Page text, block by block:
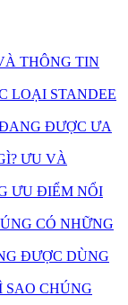
THÔNG TIN
LOẠI STANDEE
ĐƯỢC ƯA
ƯU VÀ
ƯU ĐIỂM NỔI
CÓ NHỮNG
ĐƯỢC DÙNG
CHÚNG